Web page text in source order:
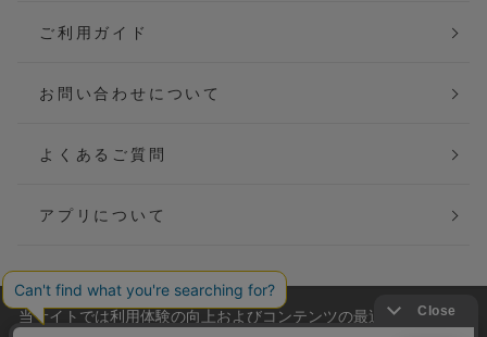
ご利用ガイド
お問い合わせについて
よくあるご質問
アプリについて
当サイトでは利用体験の向上およびコンテンツの最適な提供、ト